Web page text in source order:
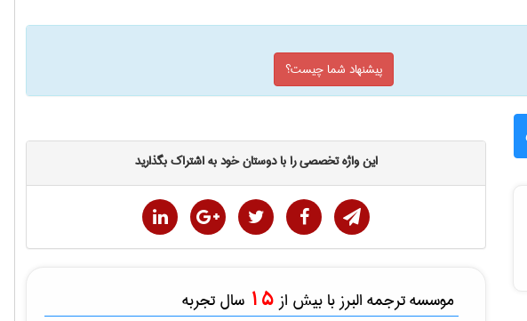
پیشنهاد شما چیست؟
این واژه تخصصی را با دوستان خود به اشتراک بگذارید
موسسه ترجمه البرز با بیش از 15 سال تجربه